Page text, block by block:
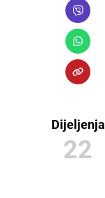
Dijeljenja
22